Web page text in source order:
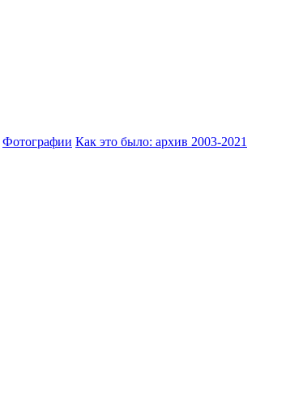
Фотографии Как это было: архив 2003-2021